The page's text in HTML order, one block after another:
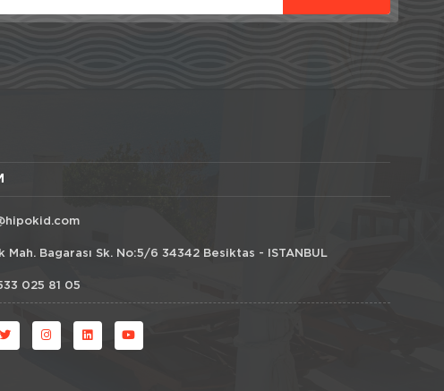
Mah. Bagarası Sk. No:5/6 34342 Besiktas - ISTANBUL
025 81 05